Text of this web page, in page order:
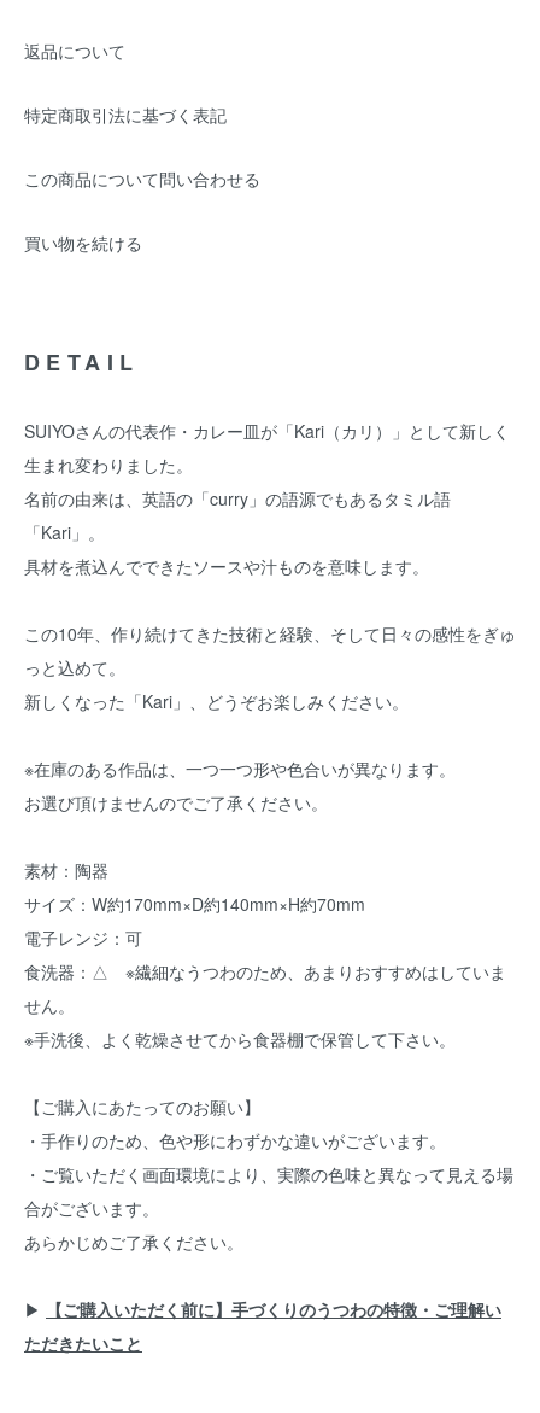
返品について
特定商取引法に基づく表記
この商品について問い合わせる
買い物を続ける
DETAIL
SUIYOさんの代表作・カレー皿が「Kari（カリ）」として新しく
生まれ変わりました。
名前の由来は、英語の「curry」の語源でもあるタミル語
「Kari」。
具材を煮込んでできたソースや汁ものを意味します。
この10年、作り続けてきた技術と経験、そして日々の感性をぎゅ
っと込めて。
新しくなった「Kari」、どうぞお楽しみください。
※在庫のある作品は、一つ一つ形や色合いが異なります。
お選び頂けませんのでご了承ください。
素材：陶器
サイズ：W約170mm×D約140mm×H約70mm
電子レンジ：可
食洗器：△ ※繊細なうつわのため、あまりおすすめはしていま
せん。
※手洗後、よく乾燥させてから食器棚で保管して下さい。
【ご購入にあたってのお願い】
・手作りのため、色や形にわずかな違いがございます。
・ご覧いただく画面環境により、実際の色味と異なって見える場
合がございます。
あらかじめご了承ください。
▶︎
【ご購入いただく前に】手づくりのうつわの特徴・ご理解い
ただきたいこと